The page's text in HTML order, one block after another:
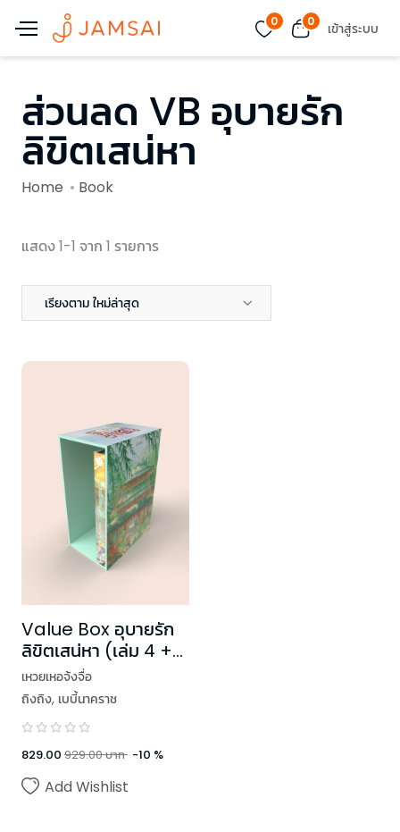
0 0 เข้าสู่ระบบ
ส่วนลด VB อุบายรัก
ลิขิตเสน่หา
Home Book
แสดง 1-1 จาก 1 รายการ
เรียงตาม ใหม่ล่าสุด
Value Box อุบายรัก
ลิขิตเสน่หา (เล่ม 4 +
Box)
เหวยเหอจ้งจื่อ
ถิงถิง, เบบี้นาคราช
829.00 929.00บาท -10 %
Add Wishlist